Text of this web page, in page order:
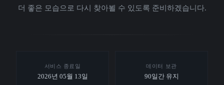
더 좋은 모습으로 다시 찾아뵐 수 있도록 준비하겠습니다.
서비스 종료일
2026년 05월 13일
데이터 보관
90일간 유지